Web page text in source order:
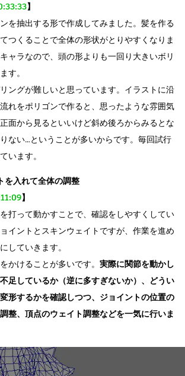
】
を抽出する形で作成してみました。髪を作る
つくることで全体の形状がとりやすくなりま
ャラなので、頭の形よりも一回り大きいボリ
す。
ングが難しいと思っています。イラストに沿
れをポリゴンで作ると、思ったような雰囲気
面から見るといいけど斜め後ろからみるとな
ない…ということが多いからです。毎回試行
います。
を入れて全体の調整
】
打って動かすことで、確認をしやすくしてい
イントとスキンウェイトですが、作業を進め
していきます。
かけることが多いです。 実際に関節を動かし
足しているか（逆に多すぎないか）、どうい
形するかを確認しつつ、ジョイントの位置の
整、頂点のウェイト調整などを一気に行いま